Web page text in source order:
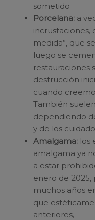
sometido
Porcelana: a
incrustaciones,
medida”, que
luego se
restauraciones
destrucción
cuando
También
dependiendo
y de los
Amalgama: los
amalgama ya
a estar
enero de
muchos años
que
anteriores,